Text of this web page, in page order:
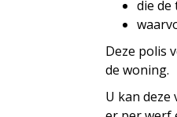
die de
Deze polis
de woning.
U kan